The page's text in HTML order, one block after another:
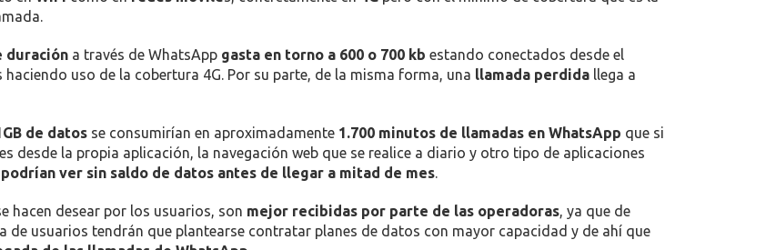
de
para conseguirlo activar ellostambién. Pero lo que no saben es el gasto de datosque
.
de
enWiFicomo enredes móviles, concretamente en4G pero con el mínimo de cobertura que es la
gasta en torno a 600 o 700 kb
uso de la cobertura 4G. Por su parte, de la misma forma, una llamada perdidallega a